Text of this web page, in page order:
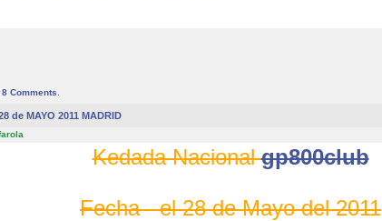
8 Comments
de MAYO 2011 MADRID
Kedada Nacionalgp800club
Fecha - el 28 de Mayo del 2011